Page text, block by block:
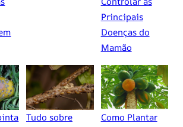
Principais
Doenças do
Mamão
Tudo sobre
Como Plantar